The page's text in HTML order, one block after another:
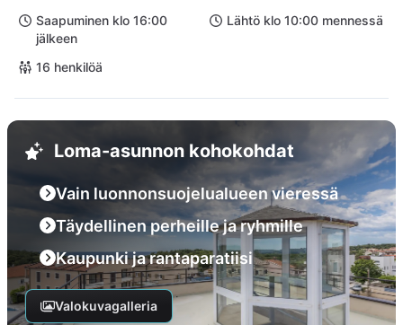
Saapuminen klo 16:00
jälkeen
Lähtö klo 10:00 mennessä
16 henkilöä
Loma-asunnon kohokohdat
Vain luonnonsuojelualueen vieressä
Täydellinen perheille ja ryhmille
Kaupunki ja rantaparatiisi
Valokuvagalleria